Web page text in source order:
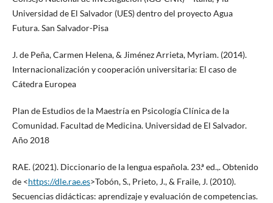
Universidad de El Salvador (UES) dentro del proyecto Agua
Futura. San Salvador-Pisa
J. de Peña, Carmen Helena, & Jiménez Arrieta, Myriam. (2014).
Internacionalización y cooperación universitaria: El caso de
Cátedra Europea
Plan de Estudios de la Maestría en Psicología Clínica de la
Comunidad. Facultad de Medicina. Universidad de El Salvador.
Año 2018
RAE. (2021). Diccionario de la lengua española. 23.ª ed.,. Obtenido
de <https://dle.rae.es>Tobón, S., Prieto, J., & Fraile, J. (2010).
Secuencias didácticas: aprendizaje y evaluación de competencias.